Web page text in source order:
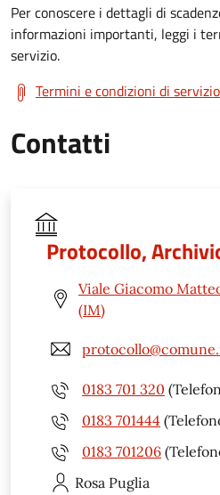
Per conoscere i dettagli di
informazioni importanti, leggi i
servizio.
Termini e condizioni di servizio
Contatti
Protocollo,
Viale Giacomo
(IM)
0183 701 320
0183 701444
0183 701206
Rosa Puglia